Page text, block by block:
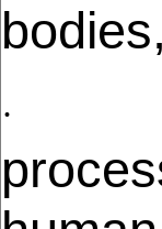
·